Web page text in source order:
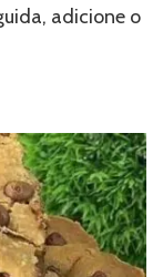
adicione o